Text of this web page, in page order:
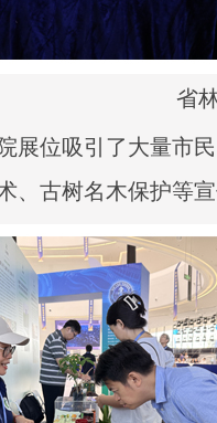
省
展位吸引了大量市
、古树名木保护等宣